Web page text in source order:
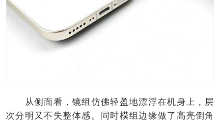
从侧面看，镜组仿佛轻盈地漂浮在机身上，层
次分明又不失整体感。同时模组边缘做了高亮倒角